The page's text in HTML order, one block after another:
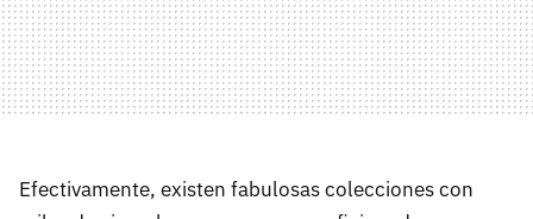
Efectivamente, existen fabulosas colecciones con